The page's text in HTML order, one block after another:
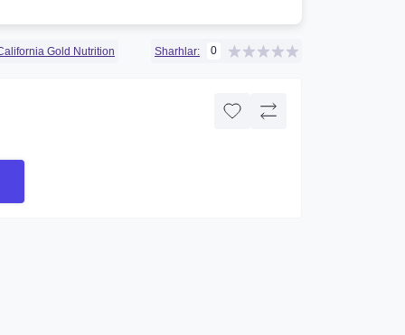
Gold Nutrition Sharhlar: 0